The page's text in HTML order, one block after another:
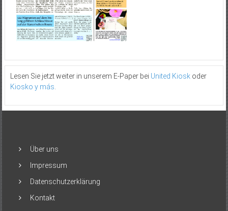
Lesen Sie jetzt weiter in unserem E-Paper bei United Kioskoder
Kiosko y más.
Über uns
Impressum
Datenschutzerklärung
Kontakt